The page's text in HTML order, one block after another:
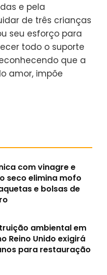
e pela
de três crianças
seu esforço para
todo o suporte
que a
amor, impõe
com vinagre e
seco elimina mofo
e bolsas de
ambiental em
Reino Unido exigirá
para restauração